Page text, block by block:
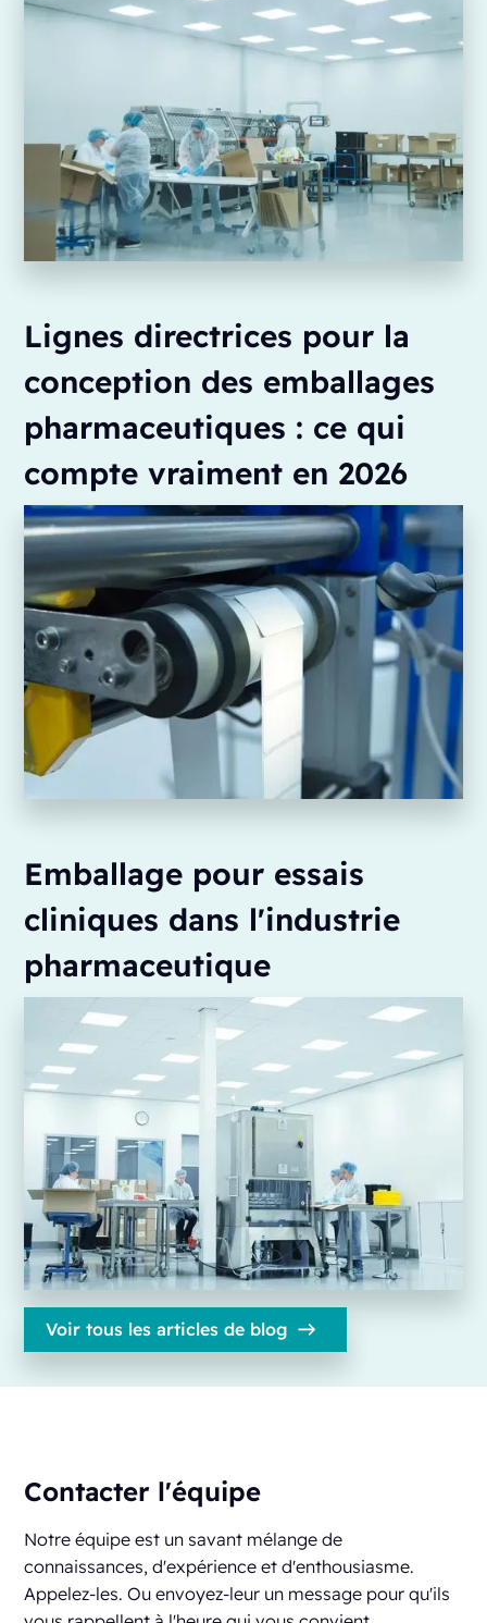
Lignes directrices pour la
conception des emballages
pharmaceutiques : ce qui
compte vraiment en 2026
Emballage pour essais
cliniques dans l'industrie
pharmaceutique
Voir tous les articles de blog
Contacter l'équipe
Notre équipe est un savant mélange de
connaissances, d'expérience et d'enthousiasme.
Appelez-les. Ou envoyez-leur un message pour qu'ils